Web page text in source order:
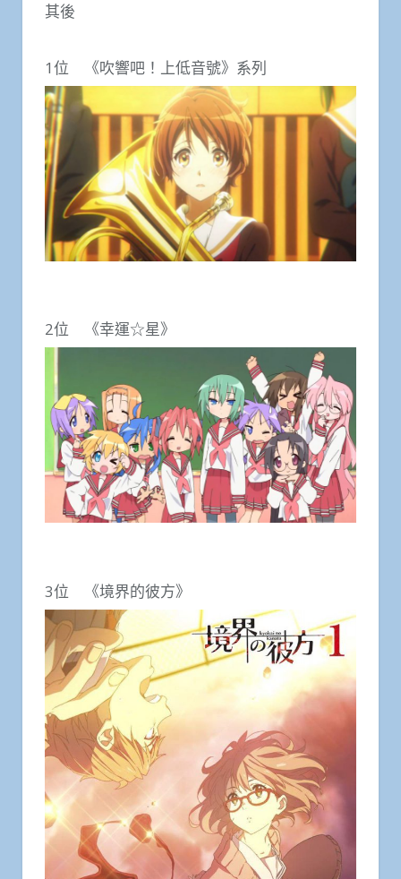
其後
1位 《吹響吧！上低音號》系列
2位 《幸運☆星》
3位 《境界的彼方》